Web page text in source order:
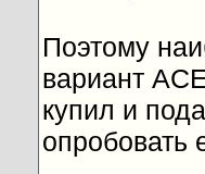
Поэтому
вариант
купил и
опробовать